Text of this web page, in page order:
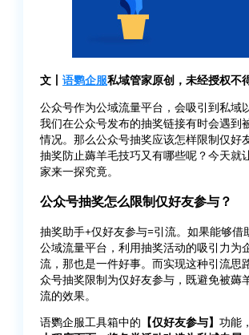
文丨 语鹦企服私域管家原创，未经授权不
公众号作为公域流量平台，会吸引到私域
我们在公众号发布的抽奖链接有时会遇到
情况。那么公众号抽奖应该怎样限制仅好
抽奖防止薅羊毛技巧又有哪些呢？今天就
家来一探究竟。
公众号抽奖怎么限制仅好友参与？
抽奖助手+仅好友参与=引流。如果能够借
公域流量平台，利用抽奖活动的吸引力为
流，那也是一件好事。而实现这种引流思
众号抽奖限制为仅好友参与，既避免被薅
流的效果。
语鹦企服工具箱中的 【仅好友参与】 功能，